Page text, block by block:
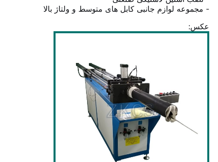
- مجموعه لوازم جانبی کابل های متوسط و ولتاژ بالا
عکس: